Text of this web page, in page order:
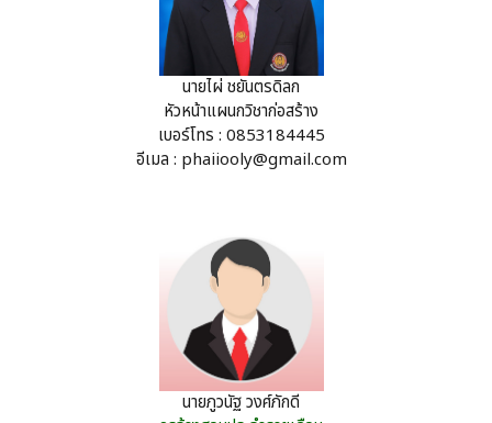
นายไผ่ ชยันตรดิลก
หัวหน้าแผนกวิชาก่อสร้าง
เบอร์โทร : 0853184445
อีเมล : phaiiooly@gmail.com
นายภูวนัฐ วงศ์ภักดี